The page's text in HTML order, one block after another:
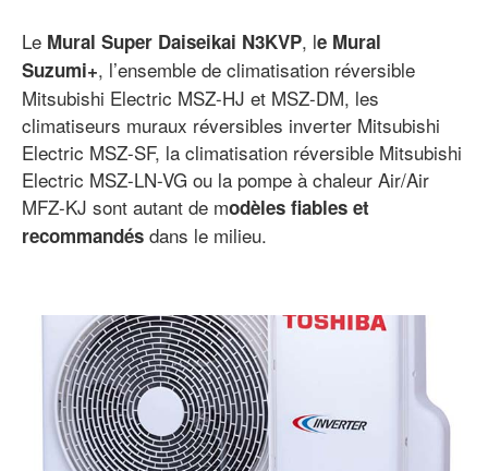
Le Mural Super Daiseikai N3KVP, le Mural
Suzumi+, l’ensemble de climatisation réversible
Mitsubishi Electric MSZ-HJ et MSZ-DM, les
climatiseurs muraux réversibles inverter Mitsubishi
Electric MSZ-SF, la climatisation réversible Mitsubishi
Electric MSZ-LN-VG ou la pompe à chaleur Air/Air
MFZ-KJ sont autant de modèles fiables et
recommandés dans le milieu.